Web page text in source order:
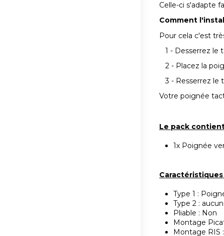
Celle-ci s'adapte
Comment
Pour cela c'est
1 - Desserrez le
2 - Placez la
3 - Resserrez le
Votre poignée
Le pack
1x Poignée
Caractéristiques
Type 1 :
Type 2 : aucun
Pliable : Non
Montage
Montage RIS